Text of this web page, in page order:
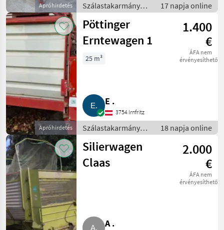
Apróhirdetés
Szálastakarmány
betakarítók /
Rendfelszedő
pótkocsi
17 napja online
Apróhirdetés
Pöttinger
Erntewagen 1
1.400
€
ÁFA nem
érvényesíthető
25 m³
E .
3754 Irnfritz
Szálastakarmány
betakarítók /
Rendfelszedő
pótkocsi
18 napja online
Silierwagen
Claas
2.000
€
ÁFA nem
érvényesíthető
A .